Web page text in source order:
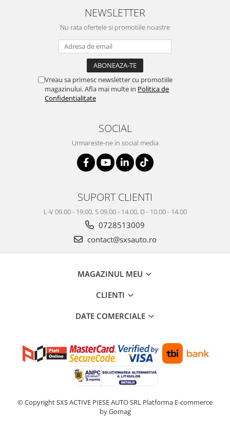
NEWSLETTER
Nu rata ofertele si promotiile noastre
Vreau sa primesc newsletter cu promotiile
magazinului. Afla mai multe in Politica de
Confidentialitate
SOCIAL
Urmareste-ne in social media
SUPORT CLIENTI
L-V 09.00 - 19.00, S 09.00 - 14.00, D - 10.00 - 14.00
0728513009
contact@sxsauto.ro
MAGAZINUL MEU
CLIENTI
DATE COMERCIALE
© Copyright SXS ACTIVE PIESE AUTO SRL Platforma E-commerce
by Gomag